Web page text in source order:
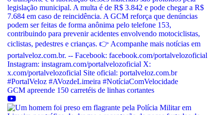
GCM apreende 150 carretéis de linhas cortantes